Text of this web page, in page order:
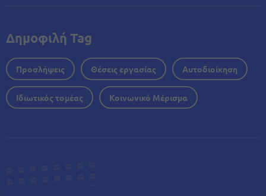
Δημοφιλή Tag
Προσλήψεις Θέσεις εργασίας Αυτοδιοίκηση
Ιδιωτικός τομέας Κοινωνικό Μέρισμα